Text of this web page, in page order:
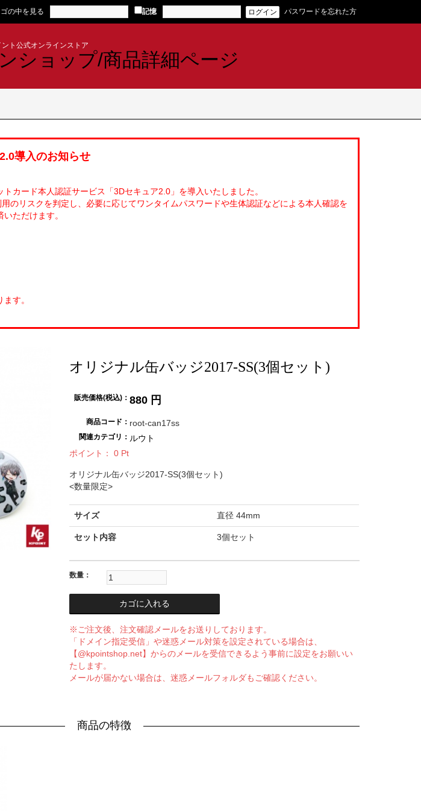
の中を見る 記憶 パスワードを忘れた方
ト公式オンラインストア
導入のお知らせ
カード本人認証サービス「3Dセキュア2.0」を導入いたしました。
のリスクを判定し、必要に応じてワンタイムパスワードや生体認証などによる本人確認を
ただけます。
す。
オリジナル缶バッジ2017-SS(3個セット)
販売価格(税込)： 880 円
商品コード： root-can17ss
関連カテゴリ： ルウト
ポイント：0 Pt
オリジナル缶バッジ2017-SS(3個セット)
<数量限定>
サイズ 直径 44mm
セット内容 3個セット
数量：
カゴに入れる
※ご注文後、注文確認メールをお送りしております。
「ドメイン指定受信」や迷惑メール対策を設定されている場合は、
【@kpointshop.net】からのメールを受信できるよう事前に設定をお願いい
たします。
メールが届かない場合は、迷惑メールフォルダもご確認ください。
商品の特徴